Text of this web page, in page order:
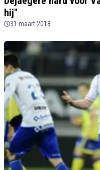
hij"
31 maart 2018